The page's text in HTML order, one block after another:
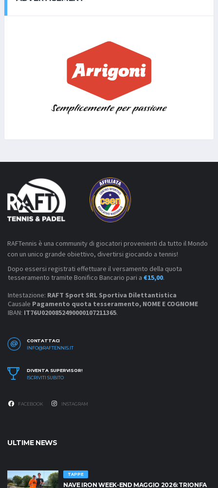
RAFTennis è una community di giocatori provenienti da tutto il Mondo
con un unico grande obiettivo, divertirsi giocando a tennis!
Dopo essersi registrati effettuare il versamento della quota
tesseramento tramite Bonifico Bancario pari a €15,00.
Intestazione: RAFT Sport SRL Sportiva Dilettantistica
Causale Pagamento quota tesseramento, NOME E COGNOME
IBAN: IT76U0200852490000107211365.
CONTATTACI
INFO@RAFTENNIS.IT
DIVENTA SUPERVISOR!
ISCRIVITI SUBITO
FACEBOOK INSTAGRAM
ULTIME NEWS
TAPPE
NAVE IRON WEEK-END MAGGIO 2026: TRIONFA